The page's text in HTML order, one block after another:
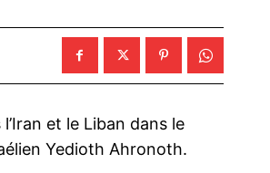
et le Liban dans le
Yedioth Ahronoth.